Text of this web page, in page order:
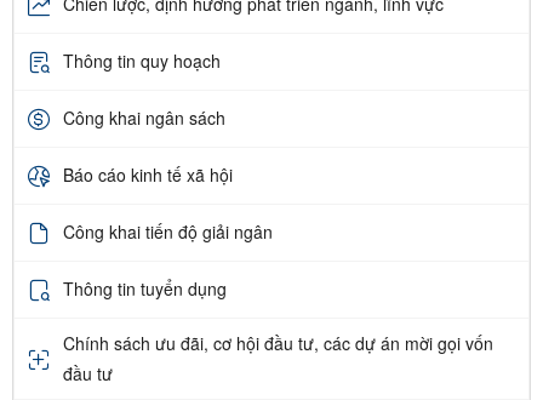
Thông tin quy hoạch
Công khai ngân sách
Báo cáo kinh tế xã hội
Công khai tiến độ giải ngân
Thông tin tuyển dụng
Chính sách ưu đãi, cơ hội đầu tư, các dự án mời gọi vốn
đầu tư